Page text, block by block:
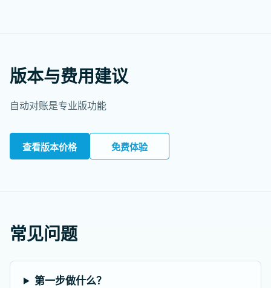
版本与费用建议
自动对账是专业版功能
查看版本价格 免费体验
常见问题
第一步做什么？